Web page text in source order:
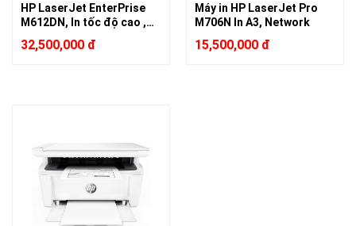
HP LaserJet EnterPrise
M612DN, In tốc độ cao ,
32,500,000 đ
Máy in HP LaserJet Pro
M706N In A3, Network
15,500,000 đ